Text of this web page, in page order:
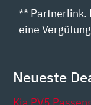
** Partnerlink.
eine
Neueste
Kia PV5